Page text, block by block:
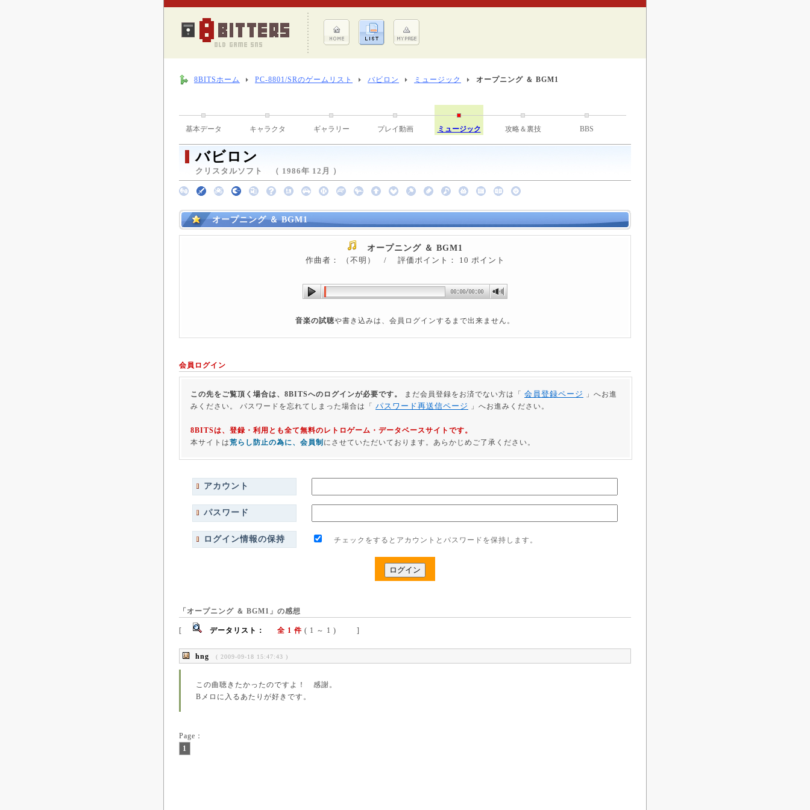
8BITSホーム PC-8801/SRのゲームリスト バビロン ミュージック オープニング ＆ BGM1
基本データ キャラクタ ギャラリー プレイ動画 ミュージック 攻略＆裏技 BBS
バビロン
クリスタルソフト （ 1986年 12月 ）
オープニング ＆ BGM1
オープニング ＆ BGM1
作曲者： （不明） / 評価ポイント： 10 ポイント
音楽の試聴や書き込みは、会員ログインするまで出来ません。
会員ログイン
この先をご覧頂く場合は、8BITSへのログインが必要です。 まだ会員登録をお済でない方は「 会員登録ページ
」へお進
みください。 パスワードを忘れてしまった場合は「 パスワード再送信ページ 」へお進みください。
8BITSは、登録・利用とも全て無料のレトロゲーム・データベースサイトです。
本サイトは荒らし防止の為に、会員制 にさせていただいております。あらかじめご了承ください。
アカウント
パスワード
ログイン情報の保持 チェックをするとアカウントとパスワードを保持します。
「オープニング ＆ BGM1」の感想
[ データリスト： 全 1 件 ( 1 ～ 1 ) ]
hng ( 2009-09-18 15:47:43 )
この曲聴きたかったのですよ！ 感謝。
Bメロに入るあたりが好きです。
Page：
1